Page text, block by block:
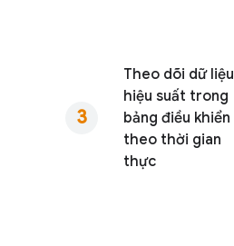
Theo dõi dữ liệu
hiệu suất trong
bảng điều khiển
theo thời gian
thực